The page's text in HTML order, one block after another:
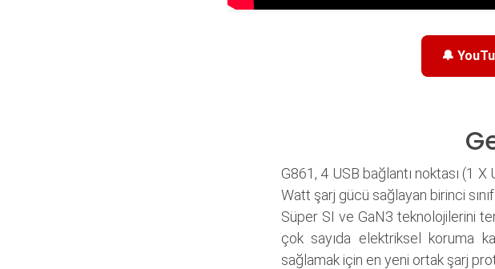
🔔
G861, 4 USB bağlantı noktası (1 X
Watt şarj gücü sağlayan birinci
Süper SI ve GaN3 teknolojilerini
çok sayıda elektriksel koruma
sağlamak için en yeni ortak şarj